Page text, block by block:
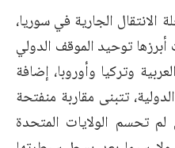
الجارية في سوريا،
‏توحيد الموقف الدولي
وتركيا وأوروبا، إضافة
تتبنى مقاربة منفتحة
تحسم الولايات المتحدة